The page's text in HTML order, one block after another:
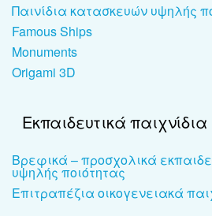
Παινίδια κατασκευών υψηλής
Famous Ships
Monuments
Origami 3D
Εκπαιδευτικά παιχνίδια
Βρεφικά – προσχολικά
υψηλής ποιότητας
Επιτραπέζια οικογενειακά